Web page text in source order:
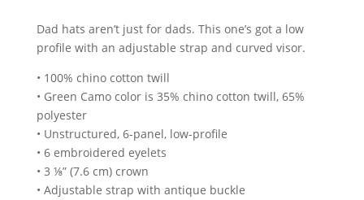
Dad hats aren’t just for dads. This one’s got a low
profile with an adjustable strap and curved visor.
• 100% chino cotton twill
• Green Camo color is 35% chino cotton twill, 65%
polyester
• Unstructured, 6-panel, low-profile
• 6 embroidered eyelets
• 3 ⅛” (7.6 cm) crown
• Adjustable strap with antique buckle